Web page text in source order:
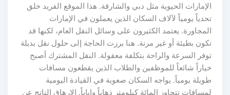
الإمارات الحيوية مثل دبي والشارقة. هذا الموقع الفريد خلق
تحدياً يومياً لآلاف السكان الذين يعملون في الإمارات
المجاورة. يعتمد الكثيرون على وسائل النقل العام، لكنها قد
تكون بطيئة أو غير مرنة. هنا برزت الحاجة إلى حلول نقل بديلة
توفر السرعة والراحة بتكلفة معقولة. النقل المشترك أصبح
خياراً شائعاً للموظفين والطلاب الذين يقطعون مسافات
طويلة يومياً. يواجه السكان صعوبة في القيادة اليومية
لمسافات تتجاوز المائة كيلومتر ذهاباً وإياباً. الإرهاق الناتج عن